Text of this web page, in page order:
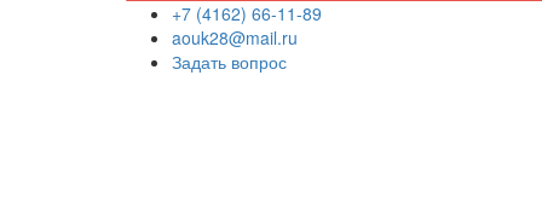
+7 (4162) 66-11-89
aouk28@mail.ru
Задать вопрос